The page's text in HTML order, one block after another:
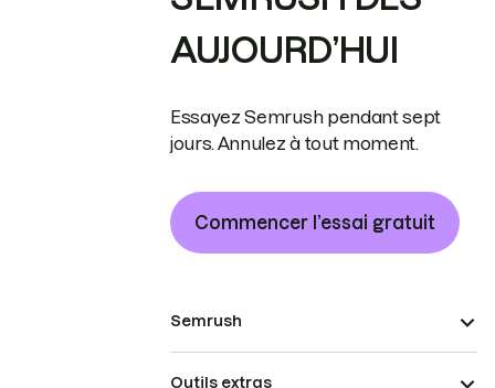
AUJOURD’HUI
Essayez Semrush pendant sept
jours. Annulez à tout moment.
Commencer l’essai gratuit
Semrush
Outils extras